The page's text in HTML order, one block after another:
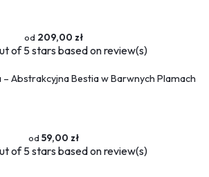
209,00 zł
of 5 stars based onreview(s)
Abstrakcyjna Bestia w Barwnych Plamach
59,00 zł
of 5 stars based onreview(s)